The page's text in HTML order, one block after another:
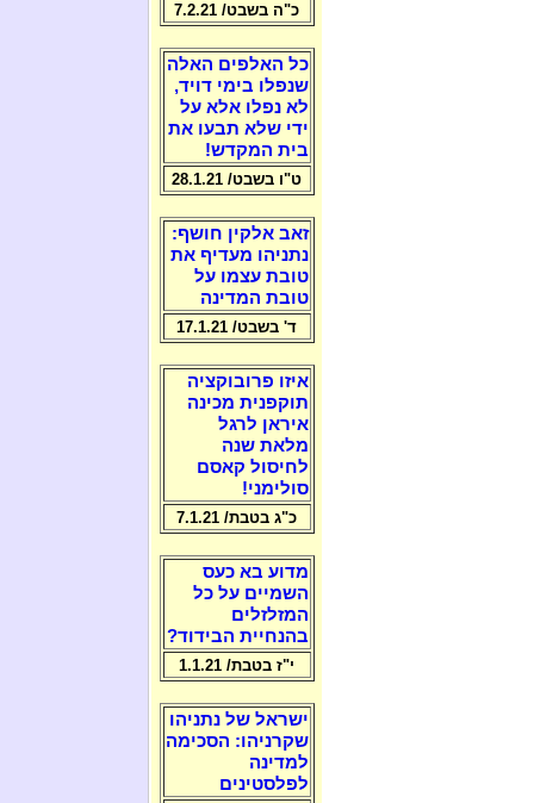
כ"ה בשבט/ 7.2.21
כל האלפים האלה
שנפלו בימי דויד,
לא נפלו אלא על
ידי שלא תבעו את
בית המקדש!
ט"ו בשבט/ 28.1.21
זאב אלקין חושף:
נתניהו מעדיף את
טובת עצמו על
טובת המדינה
ד' בשבט/ 17.1.21
איזו פרובוקציה
תוקפנית מכינה
איראן לרגל
מלאת שנה
לחיסול קאסם
סולימני!
כ"ג בטבת/ 7.1.21
מדוע בא כעס
השמיים על כל
המזלזלים
בהנחיית הבידוד?
י"ז בטבת/ 1.1.21
ישראל של נתניהו
שקרניהו: הסכימה
למדינה
לפלסטינים